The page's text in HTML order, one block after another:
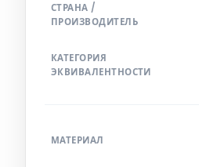
СТРАНА /
ПРОИЗВОДИТЕЛЬ
КАТЕГОРИЯ
ЭКВИВАЛЕНТНОСТИ
МАТЕРИАЛ